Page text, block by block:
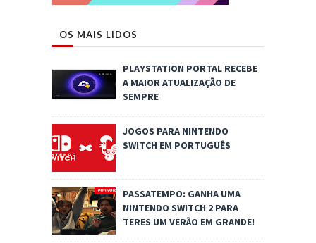
OS MAIS LIDOS
PLAYSTATION PORTAL RECEBE
A MAIOR ATUALIZAÇÃO DE
SEMPRE
JOGOS PARA NINTENDO
SWITCH EM PORTUGUÊS
PASSATEMPO: GANHA UMA
NINTENDO SWITCH 2 PARA
TERES UM VERÃO EM GRANDE!